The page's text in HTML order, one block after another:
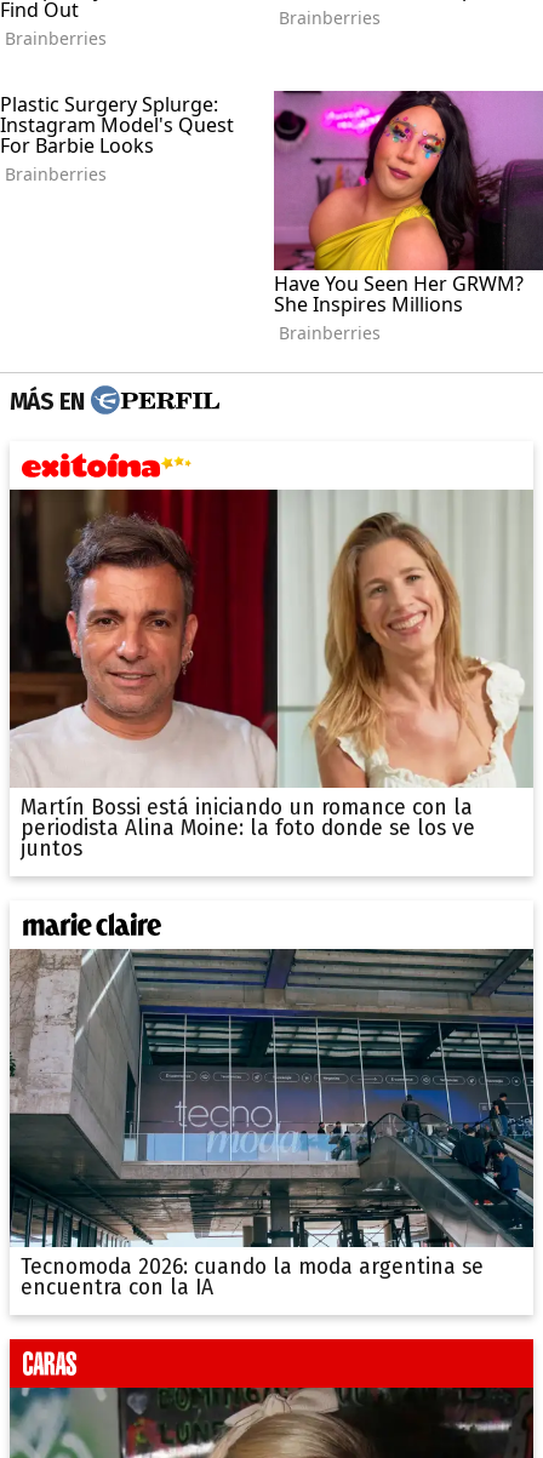
MÁS EN
Martín Bossi está iniciando un romance con la
periodista Alina Moine: la foto donde se los ve
juntos
Tecnomoda 2026: cuando la moda argentina se
encuentra con la IA